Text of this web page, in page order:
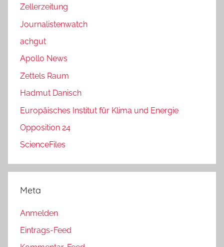
Zellerzeitung
Journalistenwatch
achgut
Apollo News
Zettels Raum
Hadmut Danisch
Europäisches Institut für Klima und Energie
Opposition 24
ScienceFiles
Meta
Anmelden
Eintrags-Feed